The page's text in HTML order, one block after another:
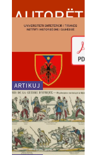
ARTIKUJ